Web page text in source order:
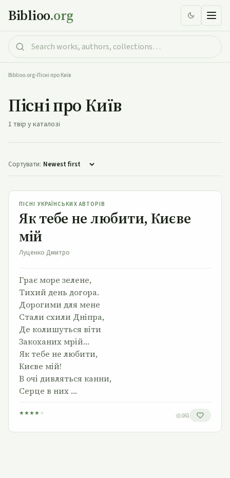
Biblioo.org
Biblioo.org•Пісні про Київ
Пісні про Київ
1 твір у каталозі
Сортувати:
Як тебе не любити, Києве мій
ПІСНІ УКРАЇНСЬКИХ АВТОРІВ
Як тебе не любити, Києве
мій
Луценко Дмитро
Грає море зелене,
Тихий день догора.
Дорогими для мене
Стали схили Дніпра,
Де колишуться віти
Закоханих мрій…
Як тебе не любити,
Києве мій!
В очі дивляться канни,
Серце в них …
★★★★ ★ 161